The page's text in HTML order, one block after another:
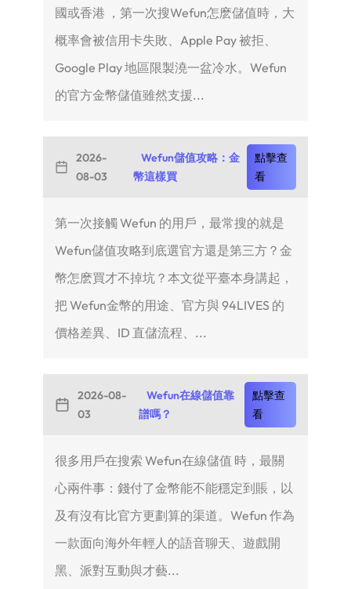
國或香港 ，第一次搜Wefun怎麽儲值時，大
概率會被信用卡失敗、Apple Pay 被拒、
Google Play 地區限製澆一盆冷水。Wefun
的官方金幣儲值雖然支援...
2026-
08-03
Wefun儲值攻略：金
幣這樣買
點擊查
看
第一次接觸 Wefun 的用戶，最常搜的就是
Wefun儲值攻略到底選官方還是第三方？金
幣怎麽買才不掉坑？本文從平臺本身講起，
把 Wefun金幣的用途、官方與 94LIVES 的
價格差異、ID 直儲流程、...
2026-08-
03
Wefun在線儲值靠
譜嗎？
點擊查
看
很多用戶在搜索 Wefun在線儲值 時，最關
心兩件事：錢付了金幣能不能穩定到賬，以
及有沒有比官方更劃算的渠道。Wefun 作為
一款面向海外年輕人的語音聊天、遊戲開
黑、派對互動與才藝...